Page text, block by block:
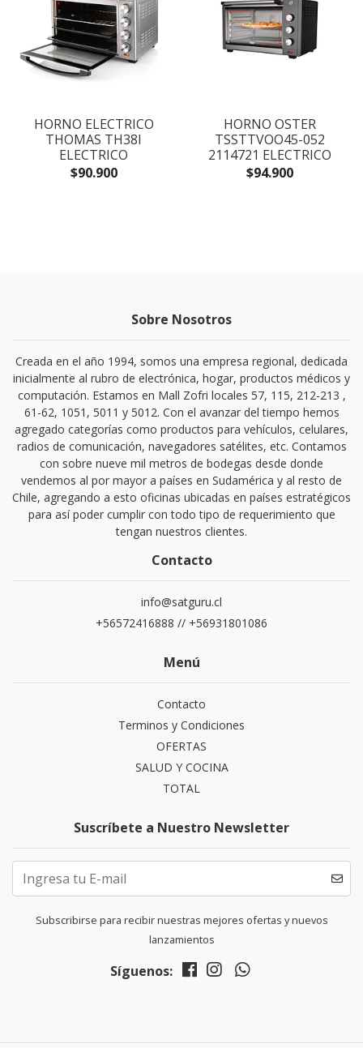
HORNO ELECTRICO
THOMAS TH38I
ELECTRICO
$90.900
HORNO OSTER
TSSTTVOO45-052
2114721 ELECTRICO
$94.900
Sobre Nosotros
Creada en el año 1994, somos una empresa regional, dedicada
inicialmente al rubro de electrónica, hogar, productos médicos y
computación. Estamos en Mall Zofri locales 57, 115, 212-213 ,
61-62, 1051, 5011 y 5012. Con el avanzar del tiempo hemos
agregado categorías como productos para vehículos, celulares,
radios de comunicación, navegadores satélites, etc. Contamos
con sobre nueve mil metros de bodegas desde donde
vendemos al por mayor a países en Sudamérica y al resto de
Chile, agregando a esto oficinas ubicadas en países estratégicos
para así poder cumplir con todo tipo de requerimiento que
tengan nuestros clientes.
Contacto
info@satguru.cl
+56572416888 // +56931801086
Menú
Contacto
Terminos y Condiciones
OFERTAS
SALUD Y COCINA
TOTAL
Suscríbete a Nuestro Newsletter
Subscribirse para recibir nuestras mejores ofertas y nuevos
lanzamientos
Síguenos: